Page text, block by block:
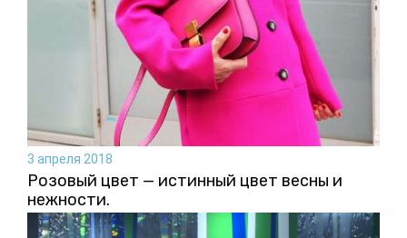
3 апреля 2018
Розовый цвет — истинный цвет весны и
нежности.